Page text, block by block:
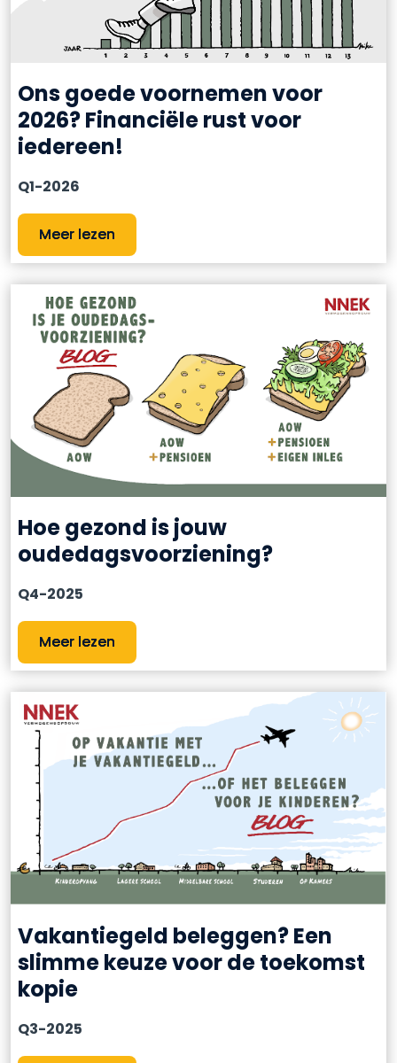
Ons goede voornemen voor
2026? Financiële rust voor
iedereen!
Q1-2026
Meer lezen
Hoe gezond is jouw
oudedagsvoorziening?
Q4-2025
Meer lezen
Vakantiegeld beleggen? Een
slimme keuze voor de toekomst
kopie
Q3-2025